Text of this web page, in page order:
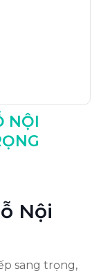
Minh
NỘI
Nội
sang trọng,